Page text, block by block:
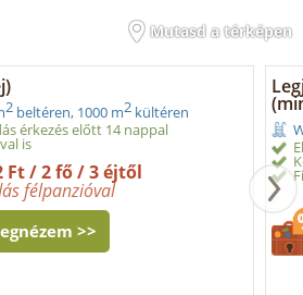
Mutasd a térképen
2 beltéren, 1000 m2 kültéren
érkezés előtt 14 nappal
is
Ft / 2 fő / 3 éjtől
félpanzióval
>>